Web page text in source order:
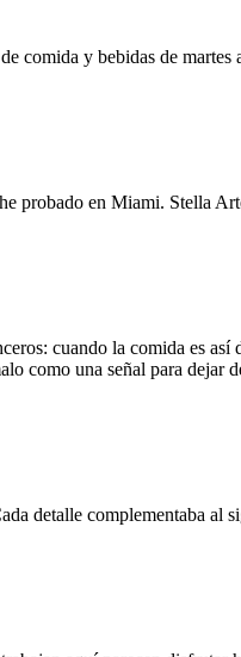
y bebidas de
probado en Miami. Stella
cuando la comida es
como una señal para
detalle complementaba al